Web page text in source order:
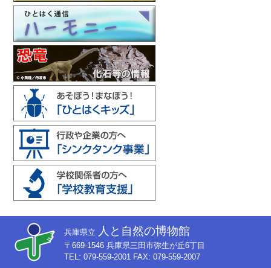
兵庫県立 人と自然の博物館
〒669-1546 兵庫県三田市弥生が丘6丁目
TEL: 079-559-2001 FAX: 079-559-2007